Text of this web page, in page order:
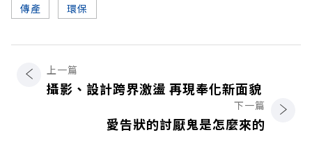
傳產 環保
上一篇
攝影、設計跨界激盪 再現奉化新面貌
下一篇
愛告狀的討厭鬼是怎麼來的